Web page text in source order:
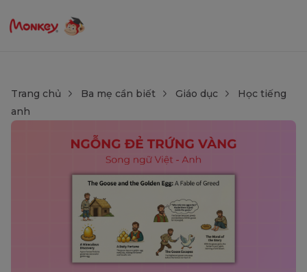
Trang chủ Ba mẹ cần biết Giáo dục
Học tiếng
anh